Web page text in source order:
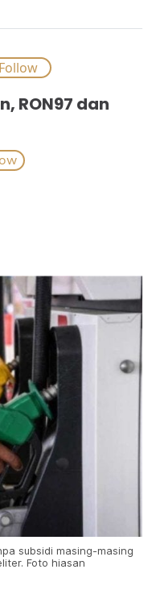
RON97 dan
subsidi masing-masing
Foto hiasan